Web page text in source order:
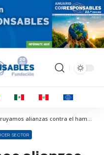
Corresponsables > Entrevistas > “Construyamos alianzas contra el hambre y la desnutrición”
SECTOR